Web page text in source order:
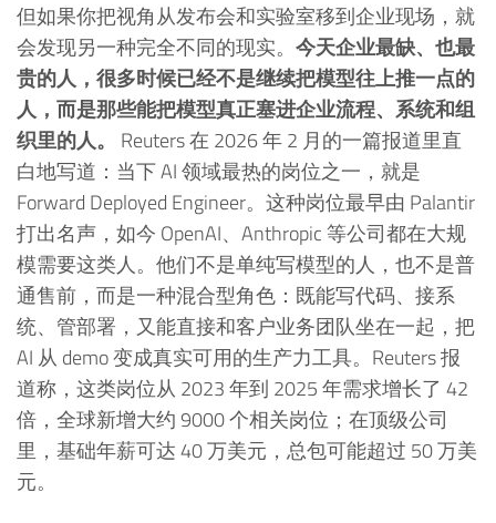
但如果你把视角从发布会和实验室移到企业现场，就
会发现另一种完全不同的现实。 今天企业最缺、也最
贵的人，很多时候已经不是继续把模型往上推一点的
人，而是那些能把模型真正塞进企业流程、系统和组
织里的人。 Reuters 在 2026 年 2 月的一篇报道里直
白地写道：当下 AI 领域最热的岗位之一，就是
Forward Deployed Engineer。这种岗位最早由 Palantir
打出名声，如今 OpenAI、Anthropic 等公司都在大规
模需要这类人。他们不是单纯写模型的人，也不是普
通售前，而是一种混合型角色：既能写代码、接系
统、管部署，又能直接和客户业务团队坐在一起，把
AI 从 demo 变成真实可用的生产力工具。Reuters 报
道称，这类岗位从 2023 年到 2025 年需求增长了 42
倍，全球新增大约 9000 个相关岗位；在顶级公司
里，基础年薪可达 40 万美元，总包可能超过 50 万美
元。